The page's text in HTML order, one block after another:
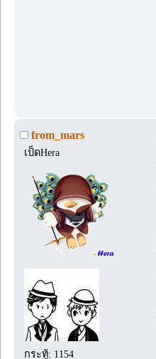
from_mars
เป็ดHera
กระทู้: 1154